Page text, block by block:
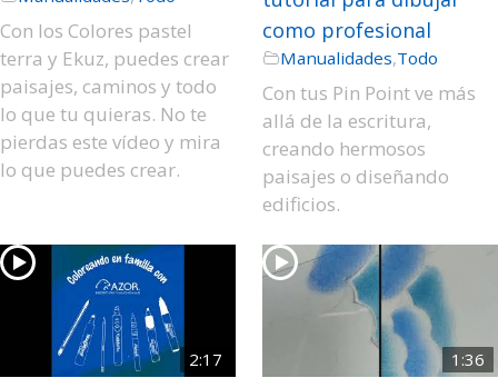
Con los Colores pastel
terra y Ekuz, puedes crear
paisajes, caminos y todo
lo que tu quieras. No te
pierdas este vídeo y mira
lo que puedes crear.
como profesional
Manualidades,Todo
Con tus Pin Point ve más
allá de la escritura,
creando hermosos
paisajes o diseñando
edificios.
2:17 1:36